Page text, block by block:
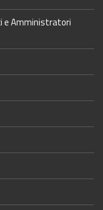
e Amministratori